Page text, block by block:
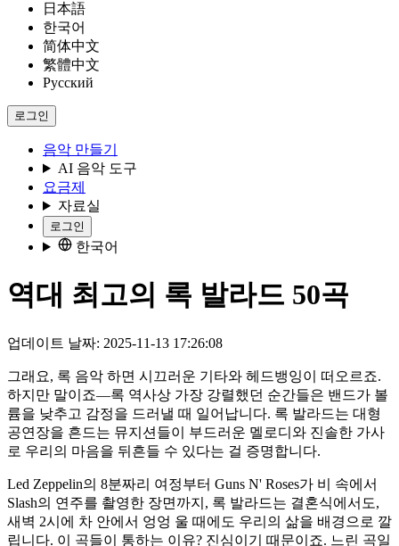
日本語
한국어
简体中文
繁體中文
Русский
로그인
음악 만들기
AI 음악 도구
요금제
자료실
로그인
한국어
역대 최고의 록 발라드 50곡
업데이트 날짜: 2025-11-13 17:26:08
그래요, 록 음악 하면 시끄러운 기타와 헤드뱅잉이 떠오르죠.
하지만 말이죠—록 역사상 가장 강렬했던 순간들은 밴드가 볼
륨을 낮추고 감정을 드러낼 때 일어납니다. 록 발라드는 대형
공연장을 흔드는 뮤지션들이 부드러운 멜로디와 진솔한 가사
로 우리의 마음을 뒤흔들 수 있다는 걸 증명합니다.
Led Zeppelin의 8분짜리 여정부터 Guns N' Roses가 비 속에서
Slash의 연주를 촬영한 장면까지, 록 발라드는 결혼식에서도,
새벽 2시에 차 안에서 엉엉 울 때에도 우리의 삶을 배경으로 깔
립니다. 이 곡들이 통하는 이유? 진심이기 때문이죠. 느린 곡일